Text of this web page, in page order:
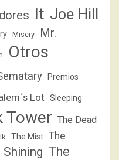
It Joe Hill
Misery
Mr.
Otros
Premios
Lot Sleeping
Tower The Dead
The Mist The
Shining The